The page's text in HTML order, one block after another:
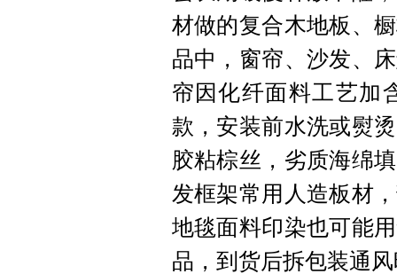
材做的复合木地板、
品中，窗帘、沙发、
帘因化纤面料工艺加
款，安装前水洗或熨
胶粘棕丝，劣质海绵
发框架常用人造板材
地毯面料印染也可能
品，到货后拆包装通